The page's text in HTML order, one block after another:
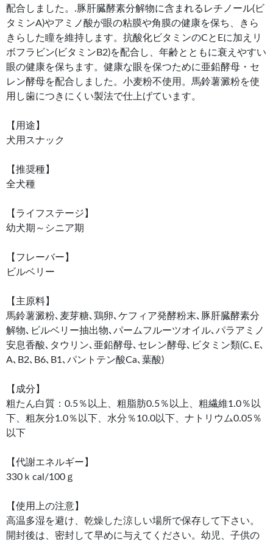
配合しました。.豚肝臓酵素分解物に含まれるレチノール(ビ
タミンA)やアミノ酸が眼の粘膜や角膜の健康を保ち、きら
きらした瞳を維持します。抗酸化ビタミンのCとEに加えリ
ボフラビン(ビタミンB2)を配合し、年齢とともに衰えやすい
眼の健康を保ちます。健康な眼を保つために亜鉛酵母・セ
レン酵母を配合しました。小麦粉不使用。馬鈴薯澱粉を使
用し歯につきにくい製法で仕上げています。
【用途】
犬用スナック
【推奨種】
全犬種
【ライフステージ】
幼犬期～シニア期
【フレーバー】
ビルベリー
【主原料】
馬鈴薯澱粉､麦芽糖､鶏卵､ケフィア発酵粉末､豚肝臓酵素分
解物､ビルベリー抽出物､パームフルーツオイル､パラアミノ
安息香酸､タウリン､亜鉛酵母､セレン酵母､ビタミン類(C､E､
A､B2､B6､B1､パントテン酸Ca､葉酸)
【成分】
粗たん白質：0.5％以上、粗脂肪0.5％以上、粗繊維1.0％以
下、粗灰分1.0％以下、水分％10.0以下、ナトリウム0.05％
以下
【代謝エネルギー】
330ｋcal/100ｇ
【使用上の注意】
高温多湿を避け、乾燥した涼しい場所で保存して下さい。
開封後は、密封して早めに与えてください。幼児、子供の